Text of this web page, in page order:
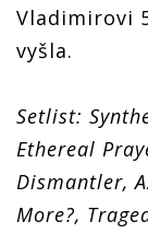
Vladimirovi
vyšla.
Setlist:
Ethereal
Dismantler,
More?,